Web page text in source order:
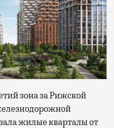
зона за Рижской
жилые кварталы от